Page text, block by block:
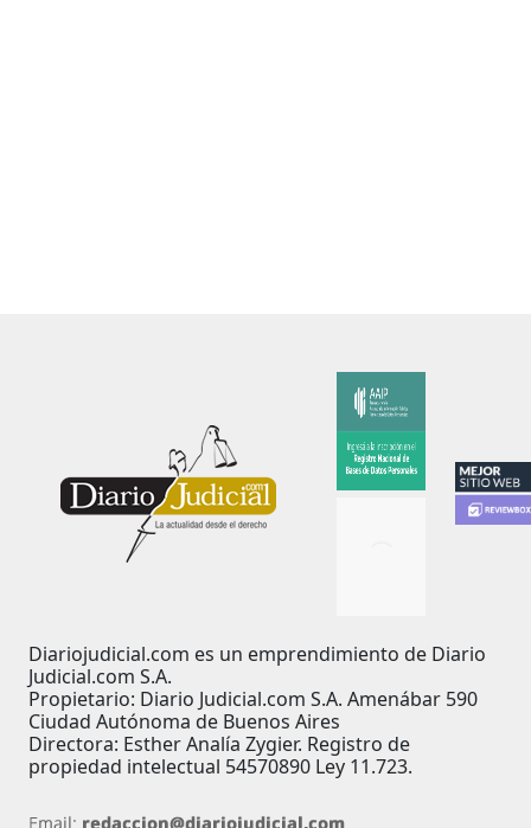
Diariojudicial.com es un emprendimiento de Diario
Judicial.com S.A.
Propietario: Diario Judicial.com S.A. Amenábar 590
Ciudad Autónoma de Buenos Aires
Directora: Esther Analía Zygier. Registro de
propiedad intelectual 54570890 Ley 11.723.